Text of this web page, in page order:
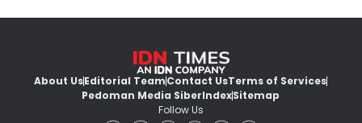
About UsEditorial TeamContact UsTerms of Services
Pedoman Media SiberIndexSitemap
Follow Us